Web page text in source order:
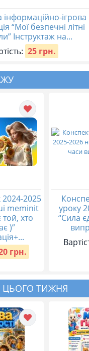
інформаційно-ігрова
“Мої безпечні літні
Інструктаж на...
25 грн.
2025
meminit
хто
)”
грн.
уроку
“Сила
ЦЬОГО ТИЖНЯ